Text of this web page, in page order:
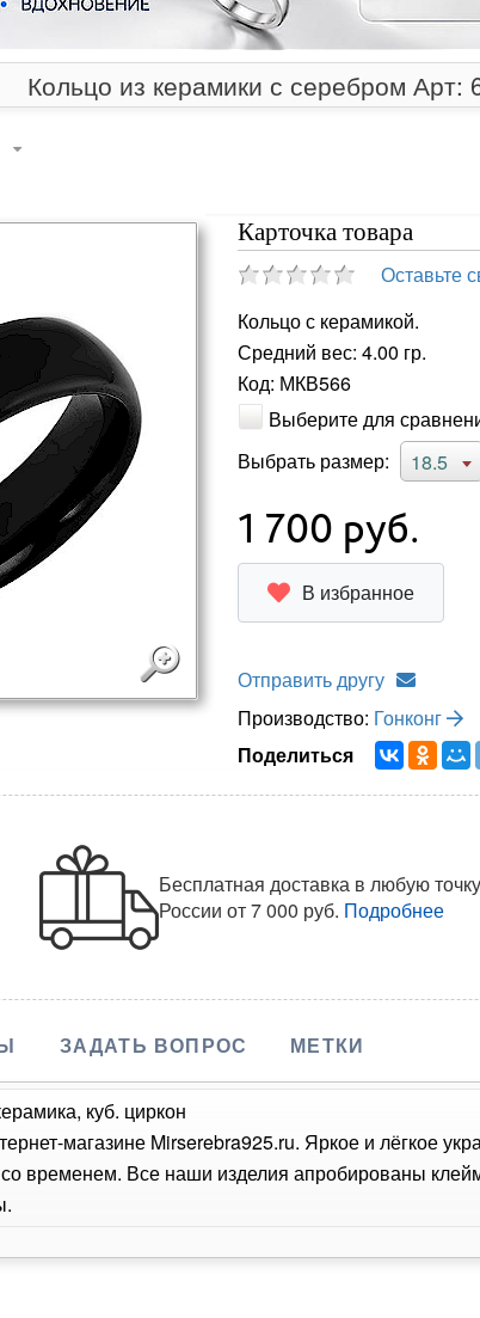
Кольцо из керамики с серебром Арт:
Карточка товара
Оставьте
Кольцо с керамикой.
Средний вес: 4.00 гр.
Код: МКВ566
Выберите для
Выбрать размер:
18.5
1 700 руб.
В избранное
Отправить другу
Производство: Гонконг
Поделиться
Бесплатная доставка в любую точку
Россииот 7 000 руб. Подробнее
ЗАДАТЬ ВОПРОС МЕТКИ
куб. циркон
магазине Mirserebra925.ru. Яркое и лёгкое
временем. Все наши изделия апробированы